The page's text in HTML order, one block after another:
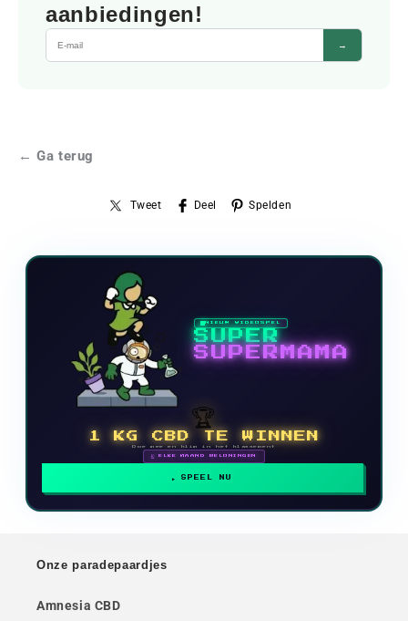
aanbiedingen!
→
← Ga terug
Tweet Deel Spelden
NIEUW VIDEOSPEL
SUPER
SUPERMAMA
🏆
1 KG CBD TE WINNEN
Doe mee en klim in het klassement
🗓 ELKE MAAND BELONINGEN
SPEEL NU
Onze paradepaardjes
Amnesia CBD